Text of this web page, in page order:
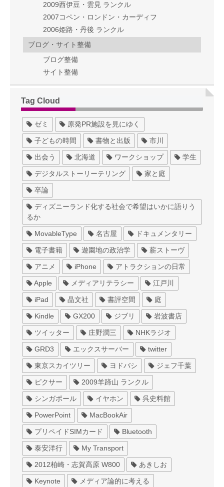
2009西伊豆・雲見 ランクル
2007コペン・ロンドン・カーディフ
2006姫路・丹後 ランクル
ブログ・サイト整備
ブログ整備
サイト整備
Tag Cloud
ゼミ 原発PR施設を見にゆく
子どもの時間 書物と出版 市川
出会う 北海道 ワークショップ 学生
デジタルストーリーテリング 家と庭
卒論
ディズニーランド化する社会で希望はいかに語りう
るか
MovableType 名古屋 ドキュメンタリー
電子書籍 遊園地の政治学 薪ストーヴ
アニメ iPhone アトラクションの日常
Apple メディアリテラシー 江戸川
iPad 晶文社 書評空間 庭
Kindle GX200 ジブリ 岩波書店
ツイッター 庄野潤三 NHKラジオ
GRD3 エックスサーバー twitter
東京スカイツリー ヨドバシ ジェフ千葉
ピクサー 2009羊蹄山 ランクル
シンガポール イヤホン 呉史料館
PowerPoint MacBookAir
プリペイドSIMカード Bluetooth
泰安洋行 My Transport
2012柏崎・志賀高原 W800 あきしお
Keynote メディア論的に考える